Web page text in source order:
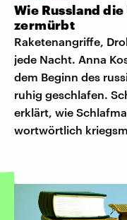
Wie Russland
zermürbt
Raketenangriffe,
jede Nacht. Anna
dem Beginn des
ruhig geschlafen.
erklärt, wie
wortwörtlich